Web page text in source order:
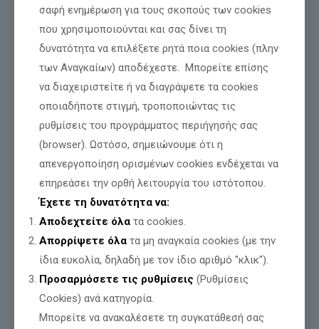
σαφή ενημέρωση για τους σκοπούς των cookies
που χρησιμοποιούνται και σας δίνει τη
δυνατότητα να επιλέξετε ρητά ποια cookies (πλην
των Αναγκαίων) αποδέχεστε. Μπορείτε επίσης
να διαχειριστείτε ή να διαγράψετε τα cookies
οποιαδήποτε στιγμή, τροποποιώντας τις
ρυθμίσεις του προγράμματος περιήγησής σας
(browser). Ωστόσο, σημειώνουμε ότι η
απενεργοποίηση ορισμένων cookies ενδέχεται να
επηρεάσει την ορθή λειτουργία του ιστότοπου.
Έχετε τη δυνατότητα να:
Αποδεχτείτε όλα τα cookies.
Απορρίψετε όλα τα μη αναγκαία cookies (με την
ίδια ευκολία, δηλαδή με τον ίδιο αριθμό "κλικ").
Προσαρμόσετε τις ρυθμίσεις (Ρυθμίσεις
Cookies) ανά κατηγορία.
Μπορείτε να ανακαλέσετε τη συγκατάθεσή σας